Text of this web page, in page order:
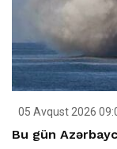
05 Avqust 2026
Bu gün